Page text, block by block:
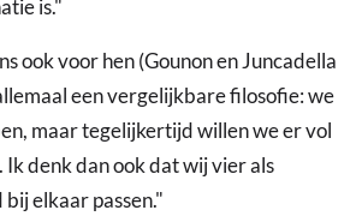
is."
ook voor hen (Gounon en Juncadella
een vergelijkbare filosofie: we
maar tegelijkertijd willen we er vol
Ik denk dan ook dat wij vier als
elkaar passen."